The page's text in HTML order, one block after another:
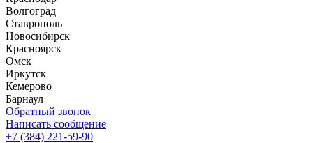
Волгоград
Ставрополь
Новосибирск
Красноярск
Омск
Иркутск
Кемерово
Барнаул
Обратный звонок
Написать сообщение
+7 (384) 221-59-90